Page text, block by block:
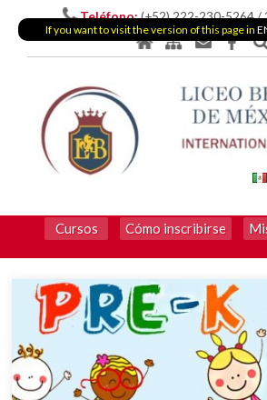
Teléfono:(+52) 222-230-5264 /
Cursos Cómo inscribirse
If you want to visit the version of this page in